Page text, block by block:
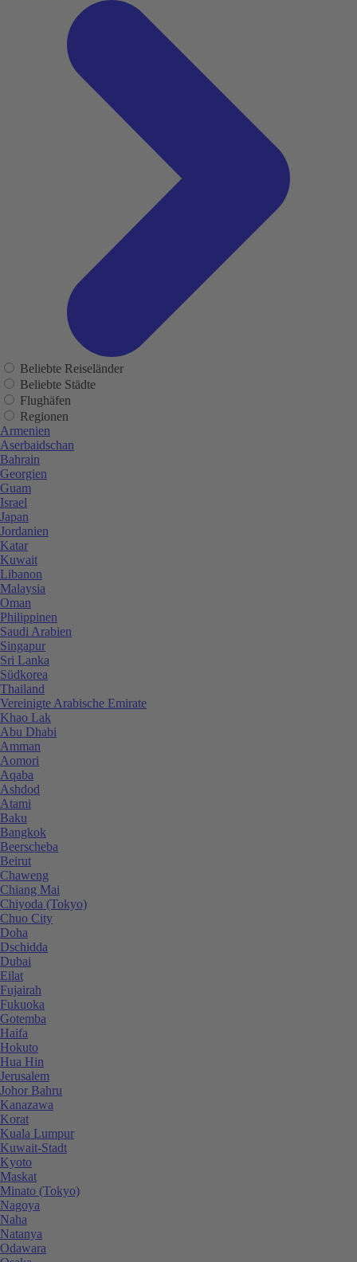
Beliebte Reiseländer
Beliebte Städte
Flughäfen
Regionen
Armenien
Aserbaidschan
Bahrain
Georgien
Guam
Israel
Japan
Jordanien
Katar
Kuwait
Libanon
Malaysia
Oman
Philippinen
Saudi Arabien
Singapur
Sri Lanka
Südkorea
Thailand
Vereinigte Arabische Emirate
Khao Lak
Abu Dhabi
Amman
Aomori
Aqaba
Ashdod
Atami
Baku
Bangkok
Beerscheba
Beirut
Chaweng
Chiang Mai
Chiyoda (Tokyo)
Chuo City
Doha
Dschidda
Dubai
Eilat
Fujairah
Fukuoka
Gotemba
Haifa
Hokuto
Hua Hin
Jerusalem
Johor Bahru
Kanazawa
Korat
Kuala Lumpur
Kuwait-Stadt
Kyoto
Maskat
Minato (Tokyo)
Nagoya
Naha
Natanya
Odawara